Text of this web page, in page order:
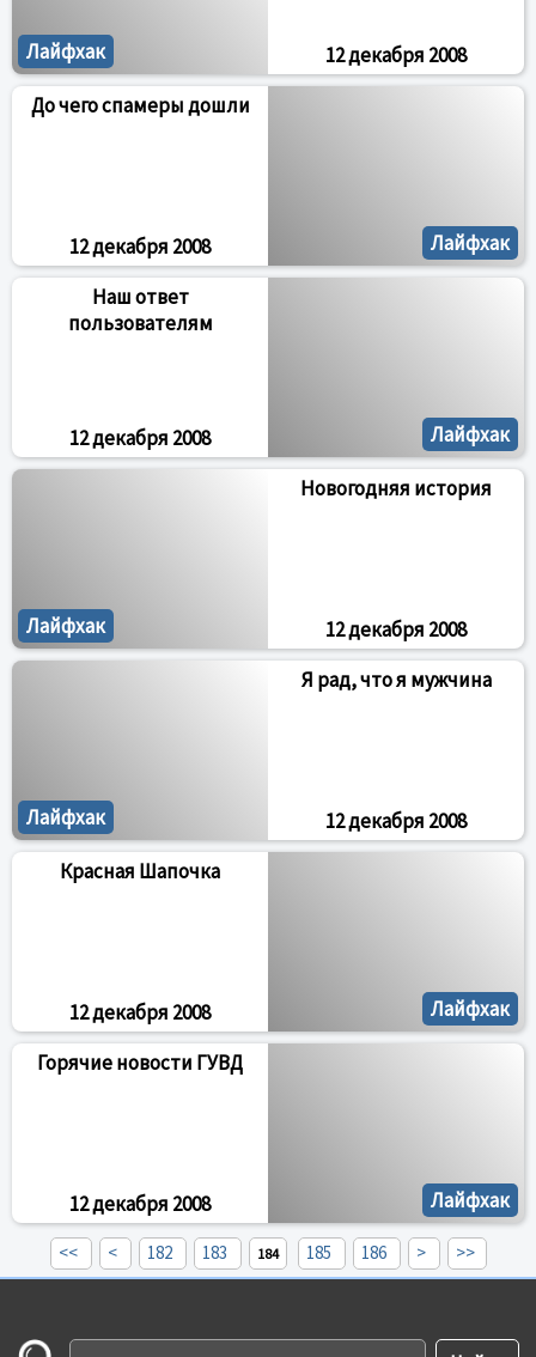
Лайфхак 12 декабря 2008
Лайфхак
До чего спамеры дошли
12 декабря 2008
Лайфхак
Наш ответ
пользователям
12 декабря 2008
Лайфхак
Новогодняя история
12 декабря 2008
Лайфхак
Я рад, что я мужчина
12 декабря 2008
Лайфхак
Красная Шапочка
12 декабря 2008
Лайфхак
Горячие новости ГУВД
12 декабря 2008
<< < 182 183 184 185 186 > >>